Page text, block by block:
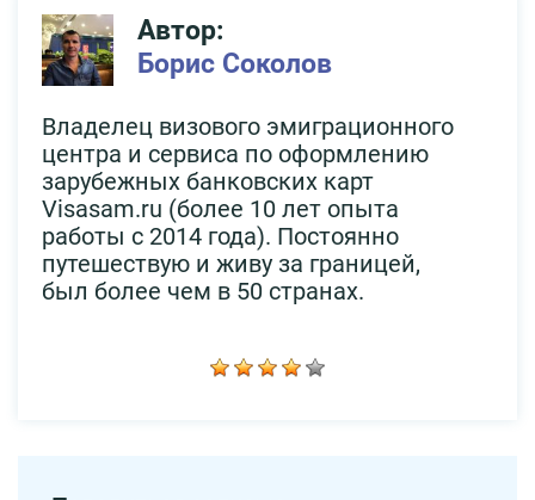
Автор:
Борис Соколов
Владелец визового эмиграционного
центра и сервиса по оформлению
зарубежных банковских карт
Visasam.ru (более 10 лет опыта
работы с 2014 года). Постоянно
путешествую и живу за границей,
был более чем в 50 странах.